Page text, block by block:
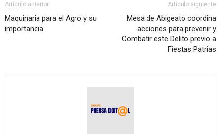
Artículo anterior
Maquinaria para el Agro y su
importancia
Artículo siguiente
Mesa de Abigeato coordina
acciones para prevenir y
Combatir este Delito previo a
Fiestas Patrias